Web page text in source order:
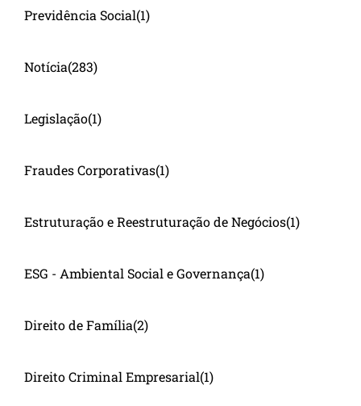
Previdência Social(1)
Notícia(283)
Legislação(1)
Fraudes Corporativas(1)
Estruturação e Reestruturação de Negócios(1)
ESG - Ambiental Social e Governança(1)
Direito de Família(2)
Direito Criminal Empresarial(1)